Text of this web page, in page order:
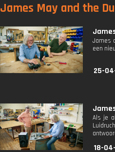
James May and the
James
een
25-
Als je
18-